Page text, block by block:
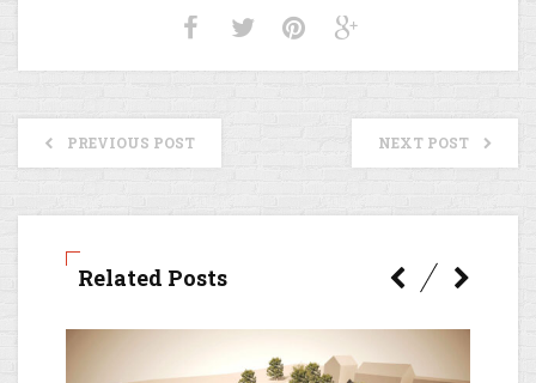
PREVIOUS POST NEXT POST
Related Posts